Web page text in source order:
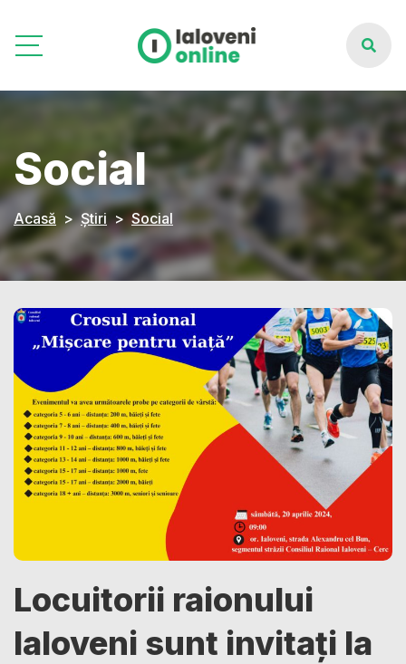
Social
Acasă Știri Social
Locuitorii raionului
Ialoveni sunt invitați la